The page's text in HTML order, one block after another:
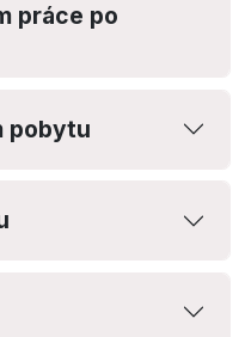
práce po
pobytu